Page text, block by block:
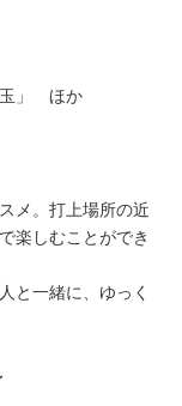
玉」 ほか
メ。打上場所の近
楽しむことができ
と一緒に、ゆっく